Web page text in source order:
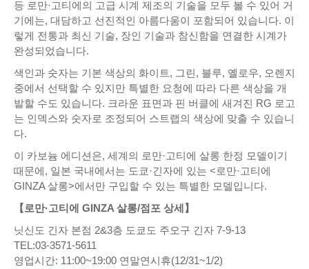
등 로만·고티에의 고급 시계 제조의 기술을 모두 볼 수 있어 거
기에는, 대담하고 선진적인 아름다움이 포함되어 있습니다. 이
렇게 전통과 최신 기술, 장인 기술과 참신함을 연결한 시계가
완성되었습니다.
색인과 숫자는 기본 색상의 화이트, 그린, 블루, 옐로우, 오렌지
중에서 선택할 수 있지만 특별한 요청에 따라 다른 색상을 개
발할 수도 있습니다. 크라운 표면과 핀 버클에 새겨진 RG 로고
는 인덱스와 숫자로 조정되어 스트랩의 색상에 맞출 수 있습니
다.
이 카보늄 에디션은, 세계의 로만·고티에 살롱 한정 모델이기
때문에, 일본 국내에서는 도쿄·긴자에 있는 <로만·고티에
GINZA 살롱>에서만 구입할 수 있는 특별한 모델입니다.
【로만·고티에 GINZA 살롱/점포 상세】
닛신도 긴자 본점 2&3층 도쿄도 주오구 긴자 7-9-13
TEL:03-3571-5611
영업시간: 11:00~19:00 연말연시휴(12/31~1/2)